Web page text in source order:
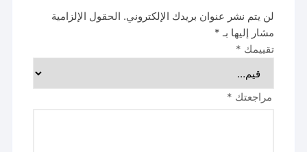
لن يتم نشر عنوان بريدك الإلكتروني. الحقول الإلزامية
مشار إليها بـ *
تقييمك *
مراجعتك *